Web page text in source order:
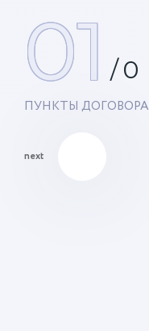
01 /0
ПУНКТЫ ДОГОВОРА
next